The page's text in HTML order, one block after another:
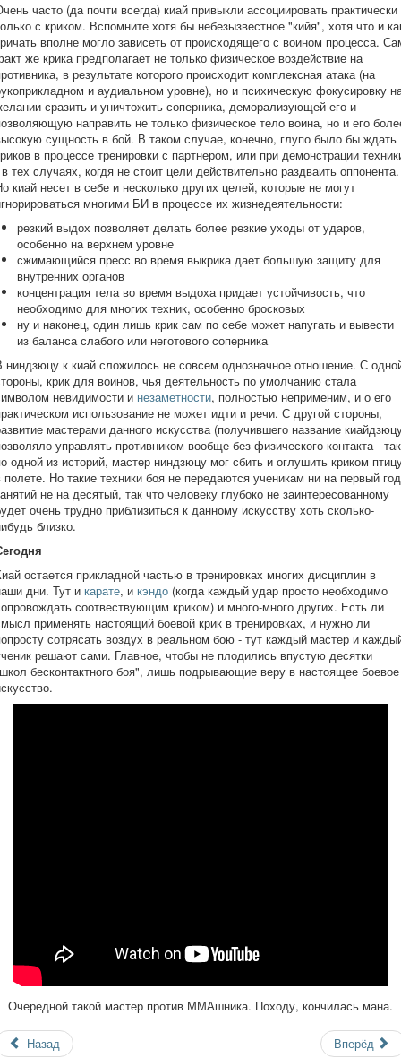
часто (да почти всегда) киай привыкли ассоциировать практически
с криком. Вспомните хотя бы небезызвестное "кийя", хотя что и
вполне могло зависеть от происходящего с воином процесса.
же крика предполагает не только физическое воздействие на
в результате которого происходит комплексная атака (на
и аудиальном уровне), но и психическую фокусировку
сразить и уничтожить соперника, деморализующей его и
направить не только физическое тело воина, но и его
сущность в бой. В таком случае, конечно, глупо было бы ждать
в процессе тренировки с партнером, или при демонстрации
тех случаях, когдя не стоит цели действительно раздваить оппонента.
киай несет в себе и несколько других целей, которые не могут
многими БИ в процессе их жизнедеятельности:
резкий выдох позволяет делать более резкие уходы от ударов,
особенно на верхнем уровне
сжимающийся пресс во время выкрика дает большую защиту для
внутренних органов
концентрация тела во время выдоха придает устойчивость, что
необходимо для многих техник, особенно бросковых
ну и наконец, один лишь крик сам по себе может напугать и вывести
из баланса слабого или неготового соперника
ниндзюцу к киай сложилось не совсем однозначное отношение. С
крик для воинов, чья деятельность по умолчанию стала
невидимости и незаметности, полностью неприменим, и о его
использование не может идти и речи. С другой стороны,
мастерами данного искусства (получившего название
управлять противником вообще без физического контакта - так
одной из историй, мастер ниндзюцу мог сбить и оглушить криком
полете. Но такие техники боя не передаются ученикам ни на первый год
не на десятый, так что человеку глубоко не заинтересованному
очень трудно приблизиться к данному искусству хоть сколько-
близко.
остается прикладной частью в тренировках многих дисциплин в
дни. Тут и карате, и кэндо (когда каждый удар просто необходимо
соотвествующим криком) и много-много других. Есть ли
применять настоящий боевой крик в тренировках, и нужно ли
сотрясать воздух в реальном бою - тут каждый мастер и
решают сами. Главное, чтобы не плодились впустую десятки
бесконтактного боя", лишь подрывающие веру в настоящее боевое
Очередной такой мастер против ММАшника. Походу, кончилась мана.
Назад Вперёд